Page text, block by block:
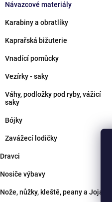
Návazcové materiály
Karabiny a obratlíky
Kaprařská bižuterie
Vnadící pomůcky
Vezírky - saky
Váhy, podložky pod ryby, vážicí
saky
Bójky
Zavážecí lodičky
Dravci
Nosiče výbavy
Nože, nůžky, kleště, peany a Joja